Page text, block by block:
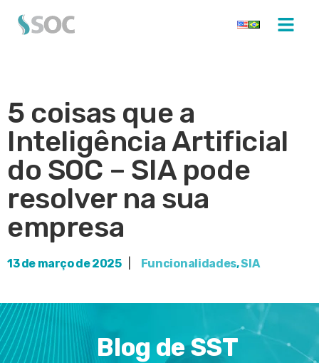
5 coisas que a
Inteligência Artificial
do SOC – SIA pode
resolver na sua
empresa
13 de março de 2025 Funcionalidades,SIA
Blog de SST